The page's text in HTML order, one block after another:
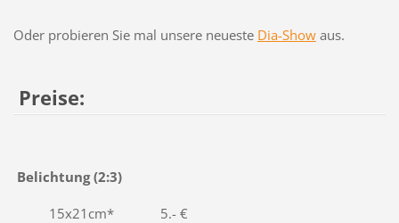
Oder probieren Sie mal unsere neueste Dia-Showaus.
Preise:
Belichtung (2:3)
15x21 cm* 5.- €